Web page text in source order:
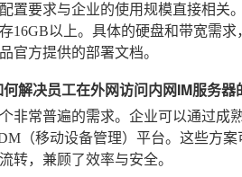
置要求与企业的使用规模直接相关
存16GB以上。具体的硬盘和带宽需
官方提供的部署文档。
解决员工在外网访问内网IM服务器
非常普遍的需求。企业可以通过成
（移动设备管理）平台。这些方
转，兼顾了效率与安全。